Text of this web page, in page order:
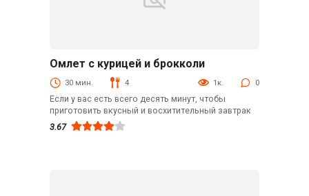
Блюда из мяса птицы
Омлет с курицей и брокколи
30 мин. 4 1к. 0
Если у вас есть всего десять минут, чтобы
приготовить вкусный и восхитительный завтрак
3.67